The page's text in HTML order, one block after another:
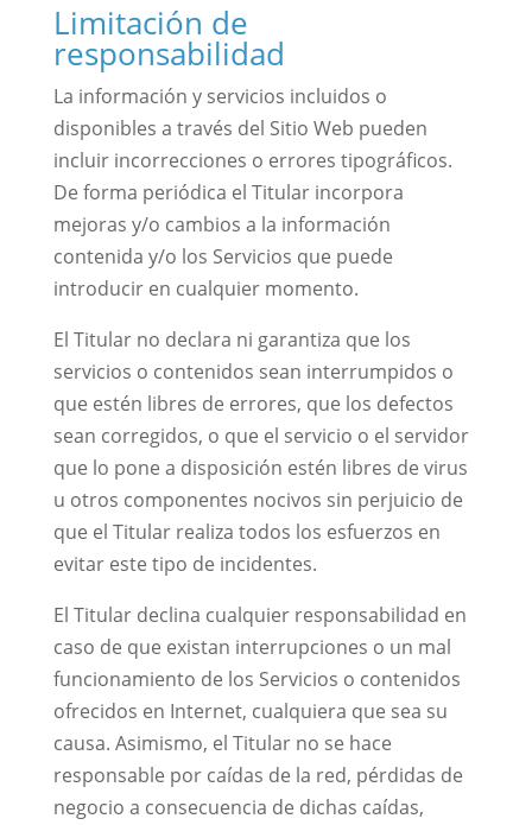
Limitación de
responsabilidad
La información y servicios incluidos o
disponibles a través del Sitio Web pueden
incluir incorrecciones o errores tipográficos.
De forma periódica el Titular incorpora
mejoras y/o cambios a la información
contenida y/o los Servicios que puede
introducir en cualquier momento.
El Titular no declara ni garantiza que los
servicios o contenidos sean interrumpidos o
que estén libres de errores, que los defectos
sean corregidos, o que el servicio o el servidor
que lo pone a disposición estén libres de virus
u otros componentes nocivos sin perjuicio de
que el Titular realiza todos los esfuerzos en
evitar este tipo de incidentes.
El Titular declina cualquier responsabilidad en
caso de que existan interrupciones o un mal
funcionamiento de los Servicios o contenidos
ofrecidos en Internet, cualquiera que sea su
causa. Asimismo, el Titular no se hace
responsable por caídas de la red, pérdidas de
negocio a consecuencia de dichas caídas,